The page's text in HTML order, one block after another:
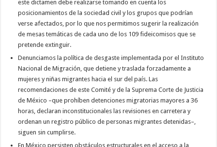
este dictamen debe realizarse tomando en cuenta los
posicionamientos de la sociedad civil y los grupos que podrían
verse afectados, por lo que nos permitimos sugerir la realización
de mesas temáticas de cada uno de los 109 fideicomisos que se
pretende extinguir.
Denunciamos la política de desgaste implementada por el Instituto
Nacional de Migración, que detiene y traslada forzadamente a
mujeres y niñas migrantes hacia el sur del país. Las
recomendaciones de este Comité y de la Suprema Corte de Justicia
de México –que prohíben detenciones migratorias mayores a 36
horas, declaran inconstitucionales las revisiones en carretera y
ordenan un registro público de personas migrantes detenidas–,
siguen sin cumplirse.
En México persisten obstáculos estructurales en el acceso a la